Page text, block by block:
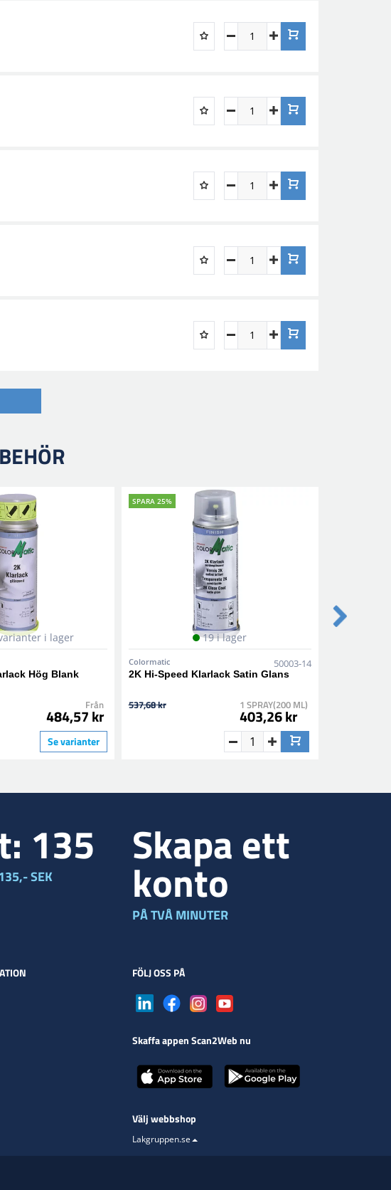
i lager
Hög Blank
Från
484,57 kr
Se varianter
SPARA 25%
19 i lager
Colormatic 50003-14
2K Hi-Speed Klarlack Satin Glans
537,68 kr 1 SPRAY(200 ML)
403,26 kr
135
SEK
Skapa ett
konto
PÅ TVÅ MINUTER
FÖLJ OSS PÅ
Skaffa appen Scan2Web nu
Välj webbshop
Lakgruppen.se